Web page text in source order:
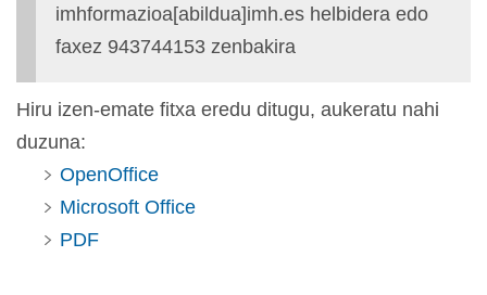
imhformazioa[abildua]imh.es helbidera edo
faxez 943744153 zenbakira
Hiru izen-emate fitxa eredu ditugu, aukeratu nahi
duzuna:
OpenOffice
Microsoft Office
PDF